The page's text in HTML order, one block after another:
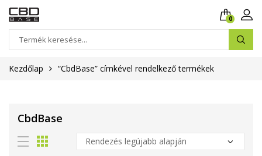
0
Kezdőlap “CbdBase” címkével rendelkező termékek
CbdBase